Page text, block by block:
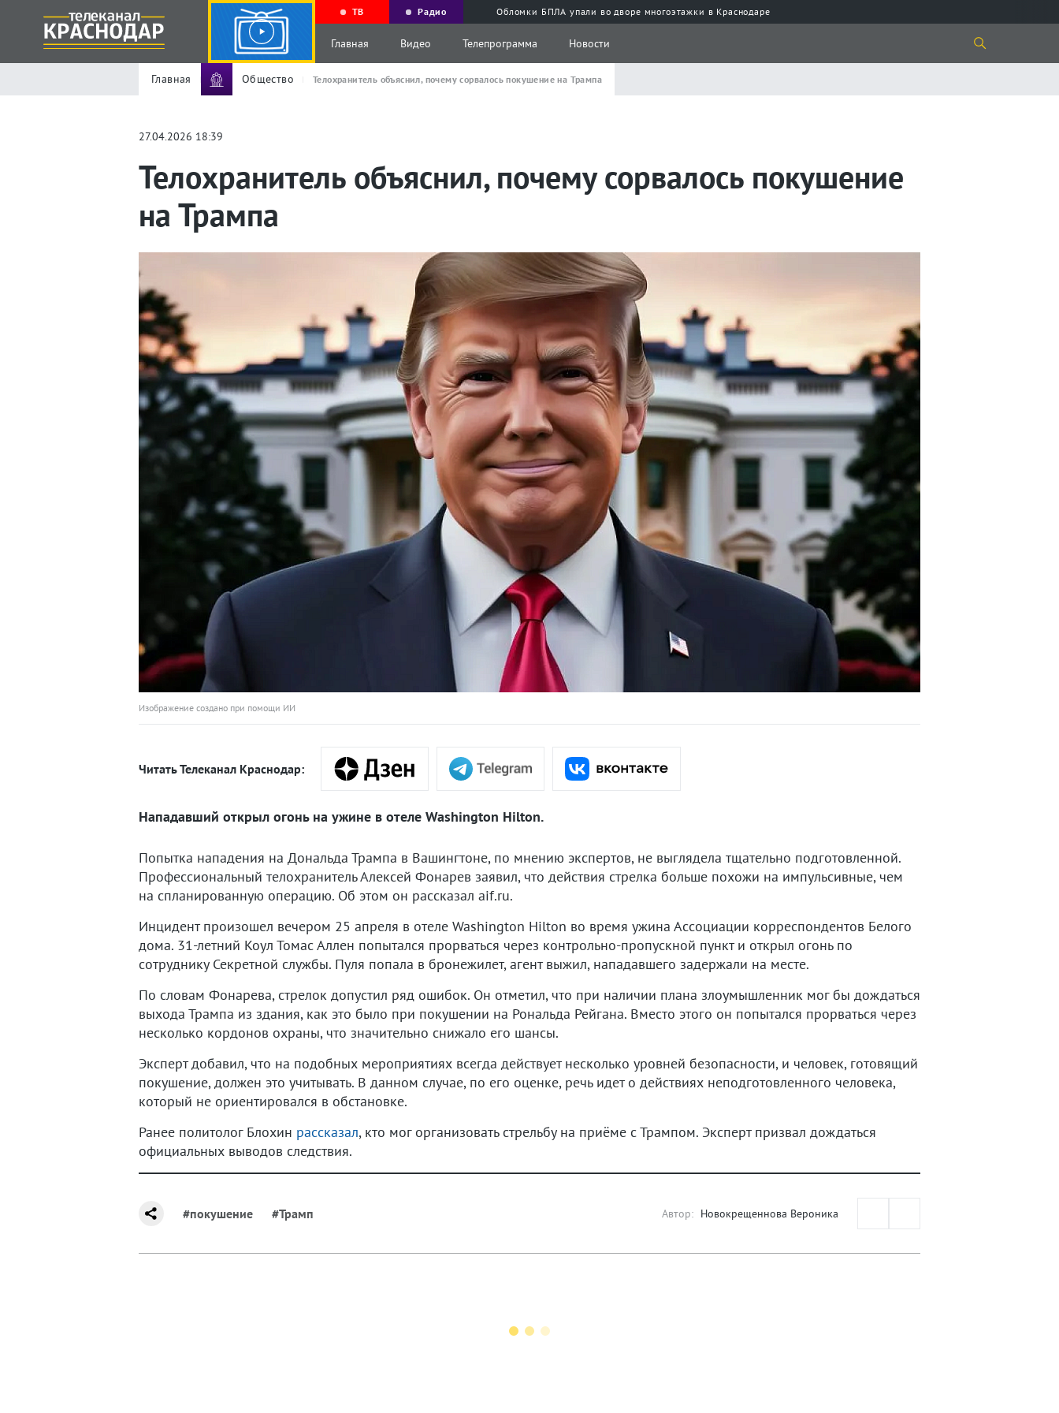
ТВ Радио Обломки БПЛА упали во дворе многоэтажки в Краснодаре
Главная Видео Телепрограмма Новости
Главная Общество Телохранитель объяснил, почему сорвалось покушение на Трампа
27.04.2026 18:39
Телохранитель объяснил, почему сорвалось покушение
на Трампа
Изображение создано при помощи ИИ
Читать Телеканал Краснодар:
Нападавший открыл огонь на ужине в отеле Washington Hilton.
Попытка нападения на Дональда Трампа в Вашингтоне, по мнению экспертов, не выглядела тщательно подготовленной.
Профессиональный телохранитель Алексей Фонарев заявил, что действия стрелка больше похожи на импульсивные, чем
на спланированную операцию. Об этом он рассказал aif.ru.
Инцидент произошел вечером 25 апреля в отеле Washington Hilton во время ужина Ассоциации корреспондентов Белого
дома. 31-летний Коул Томас Аллен попытался прорваться через контрольно-пропускной пункт и открыл огонь по
сотруднику Секретной службы. Пуля попала в бронежилет, агент выжил, нападавшего задержали на месте.
По словам Фонарева, стрелок допустил ряд ошибок. Он отметил, что при наличии плана злоумышленник мог бы дождаться
выхода Трампа из здания, как это было при покушении на Рональда Рейгана. Вместо этого он попытался прорваться через
несколько кордонов охраны, что значительно снижало его шансы.
Эксперт добавил, что на подобных мероприятиях всегда действует несколько уровней безопасности, и человек, готовящий
покушение, должен это учитывать. В данном случае, по его оценке, речь идет о действиях неподготовленного человека,
который не ориентировался в обстановке.
Ранее политолог Блохин рассказал, кто мог организовать стрельбу на приёме с Трампом. Эксперт призвал дождаться
официальных выводов следствия.
#покушение #Трамп Автор: Новокрещеннова Вероника